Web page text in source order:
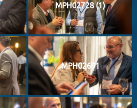
MPH02728 (1)
MPH02691